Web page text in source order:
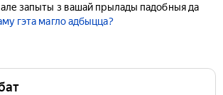
запыты з вашай прылады падобныя да
гэта магло адбыцца?